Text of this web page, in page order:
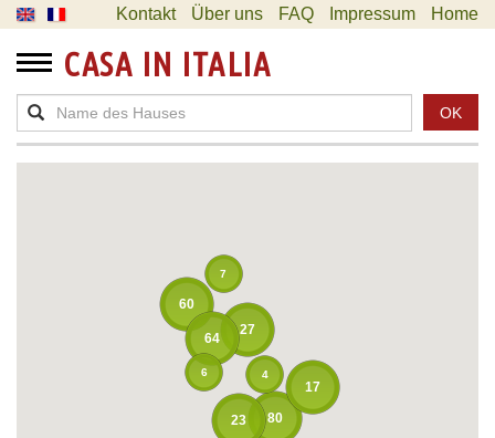
Kontakt Über uns FAQ Impressum Home
CASA IN ITALIA
OK
80
17
60
27
64
23
4
6
7